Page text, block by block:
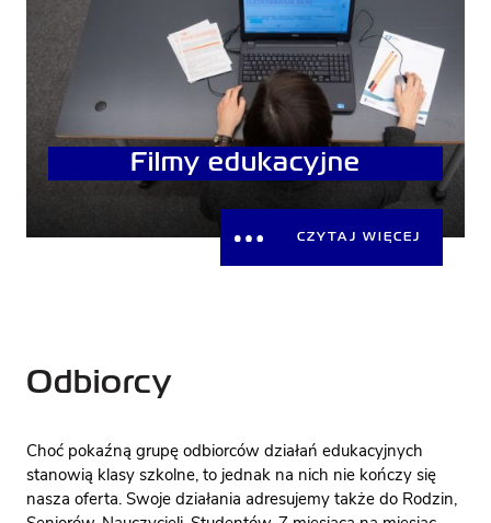
Filmy edukacyjne
CZYTAJ WIĘCEJ
Odbiorcy
Choć pokaźną grupę odbiorców działań edukacyjnych
stanowią klasy szkolne, to jednak na nich nie kończy się
nasza oferta. Swoje działania adresujemy także do Rodzin,